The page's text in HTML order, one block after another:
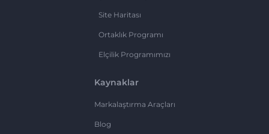
Site Haritası
Ortaklık Programı
Elçilik Programımızı
Kaynaklar
Markalaştırma Araçları
Blog